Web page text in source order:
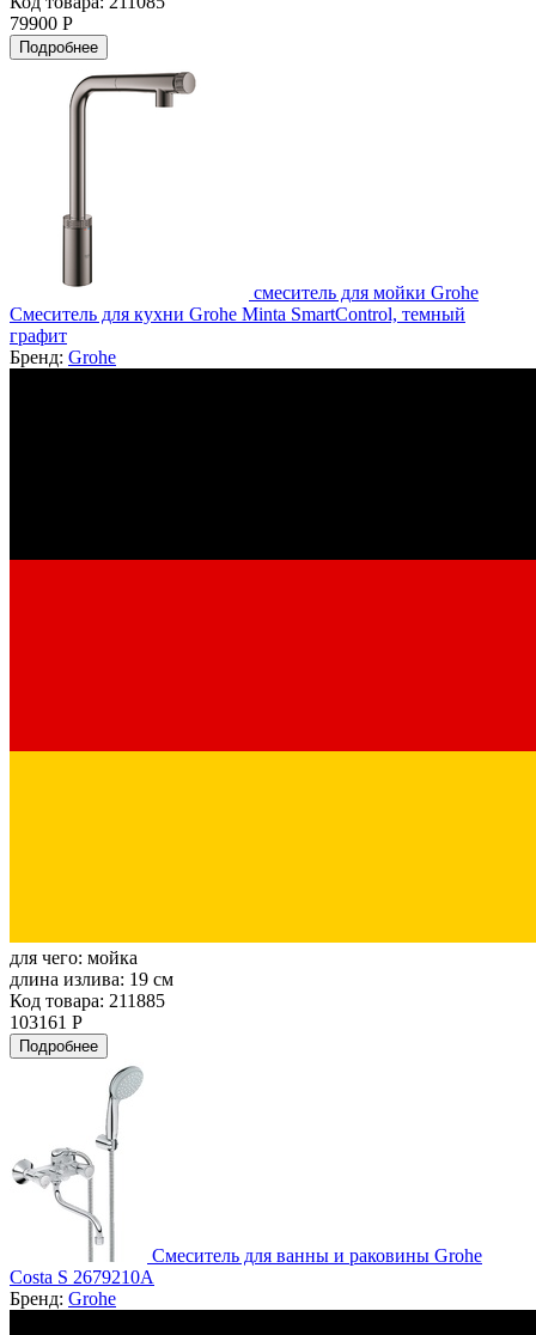
79900 Р
Подробнее
смеситель для мойки Grohe
Смеситель для кухни Grohe Minta SmartControl, темный
графит
Бренд: Grohe
для чего: мойка
длина излива: 19 см
Код товара: 211885
103161 Р
Подробнее
Смеситель для ванны и раковины Grohe
Costa S 2679210A
Бренд: Grohe